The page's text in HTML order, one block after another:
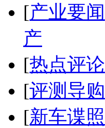
[产业要闻
产
[热点评论
[评测导购
[新车谍照